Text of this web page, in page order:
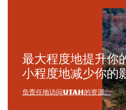
最大程度地提升你
小程度地减少你的
负责任地访问Utah的资源。